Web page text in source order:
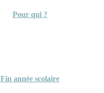
Pour qui ?
Fin année scolaire